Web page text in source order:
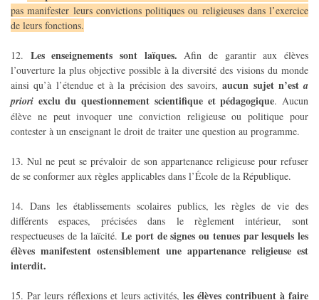
pas manifester leurs convictions politiques ou religieuses dans l’exercice
de leurs fonctions.
12. Les enseignements sont laïques. Afin de garantir aux élèves
l’ouverture la plus objective possible à la diversité des visions du monde
ainsi qu’à l’étendue et à la précision des savoirs,aucun sujet n’esta
priori exclu du questionnement scientifique et pédagogique. Aucun
élève ne peut invoquer une conviction religieuse ou politique pour
contester à un enseignant le droit de traiter une question au programme.
13. Nul ne peut se prévaloir de son appartenance religieuse pour refuser
de se conformer aux règles applicables dans l’École de la République.
14. Dans les établissements scolaires publics, les règles de vie des
différents espaces, précisées dans le règlement intérieur, sont
respectueuses de la laïcité. Le port de signes ou tenues par lesquels les
élèves manifestent ostensiblement une appartenance religieuse est
interdit.
15. Par leurs réflexions et leurs activités,les élèves contribuent à faire